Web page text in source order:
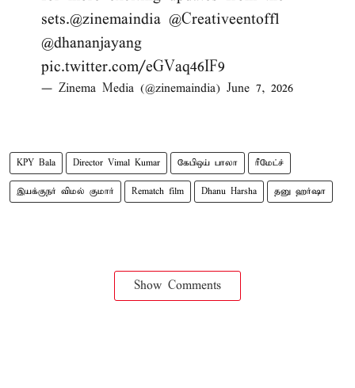
sets.@zinemaindia @Creativeentoffl
@dhananjayang
pic.twitter.com/eGVaq46IF9
— Zinema Media (@zinemaindia) June 7, 2026
KPY Bala Director Vimal Kumar கேபிஒய் பாலா ரீமேட்ச்
இயக்குநர் விமல் குமார் Rematch film Dhanu Harsha தனு ஹர்ஷா
Show Comments